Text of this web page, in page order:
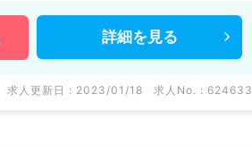
詳細を 見る
求人更新日 : 2023/01/18 求人No. : 624633